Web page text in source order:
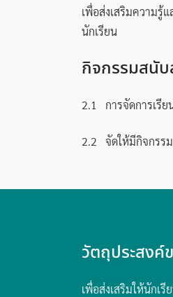
เพื่อส่งเสริมความ
นักเรียน
กิจกรรมสนั
2.1 การจัดการเรีย
2.2 จัดให้มีกิจกรร
วัตถุประสงค์
เพื่อส่งเสริมให้นักเ